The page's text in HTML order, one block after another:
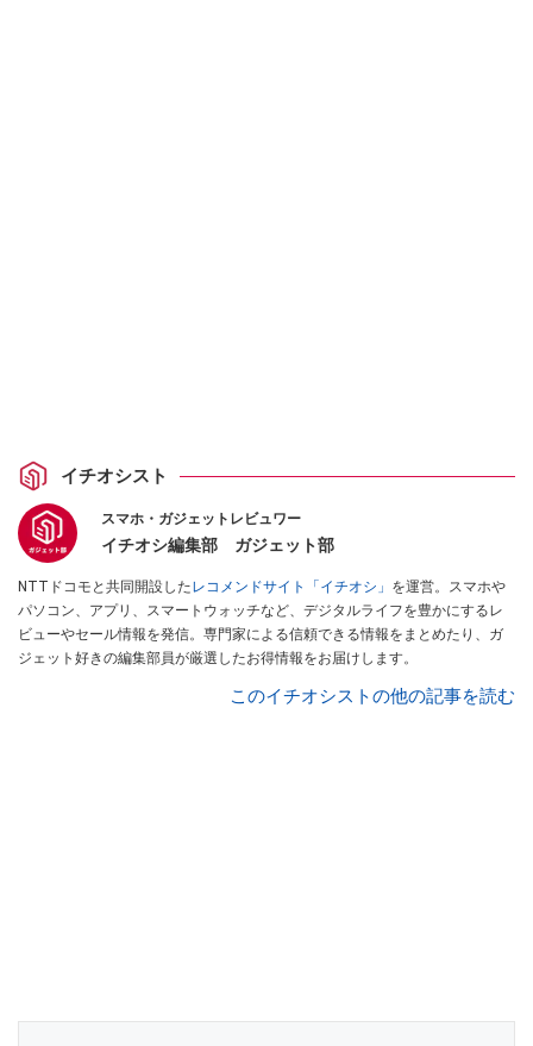
イチオシスト
スマホ・ガジェットレビュワー
イチオシ編集部 ガジェット部
NTTドコモと共同開設したレコメンドサイト「イチオシ」 を運営。スマホや
パソコン、アプリ、スマートウォッチなど、デジタルライフを豊かにするレ
ビューやセール情報を発信。専門家による信頼できる情報をまとめたり、ガ
ジェット好きの編集部員が厳選したお得情報をお届けします。
このイチオシストの他の記事を読む